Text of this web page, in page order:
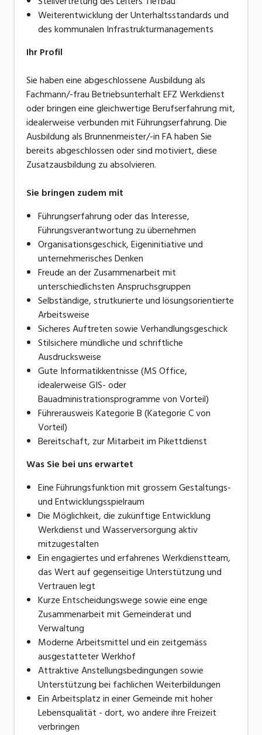
Weiterentwicklung der Unterhaltsstandards und
des kommunalen Infrastrukturmanagements
Ihr Profil
Sie haben eine abgeschlossene Ausbildung als
Fachmann/-frau Betriebsunterhalt EFZ Werkdienst
oder bringen eine gleichwertige Berufserfahrung mit,
idealerweise verbunden mit Führungserfahrung. Die
Ausbildung als Brunnenmeister/-in FA haben Sie
bereits abgeschlossen oder sind motiviert, diese
Zusatzausbildung zu absolvieren.
Sie bringen zudem mit
Führungserfahrung oder das Interesse,
Führungsverantwortung zu übernehmen
Organisationsgeschick, Eigeninitiative und
unternehmerisches Denken
Freude an der Zusammenarbeit mit
unterschiedlichsten Anspruchsgruppen
Selbständige, strutkurierte und lösungsorientierte
Arbeitsweise
Sicheres Auftreten sowie Verhandlungsgeschick
Stilsichere mündliche und schriftliche
Ausdrucksweise
Gute Informatikkentnisse (MS Office,
idealerweise GIS- oder
Bauadministrationsprogramme von Vorteil)
Führerausweis Kategorie B (Kategorie C von
Vorteil)
Bereitschaft, zur Mitarbeit im Pikettdienst
Was Sie bei uns erwartet
Eine Führungsfunktion mit grossem Gestaltungs-
und Entwicklungsspielraum
Die Möglichkeit, die zukünftige Entwicklung
Werkdienst und Wasserversorgung aktiv
mitzugestalten
Ein engagiertes und erfahrenes Werkdienstteam,
das Wert auf gegenseitige Unterstützung und
Vertrauen legt
Kurze Entscheidungswege sowie eine enge
Zusammenarbeit mit Gemeinderat und
Verwaltung
Moderne Arbeitsmittel und ein zeitgemäss
ausgestatteter Werkhof
Attraktive Anstellungsbedingungen sowie
Unterstützung bei fachlichen Weiterbildungen
Ein Arbeitsplatz in einer Gemeinde mit hoher
Lebensqualität - dort, wo andere ihre Freizeit
verbringen